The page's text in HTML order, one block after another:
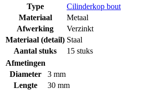
Type
Cilinderkop bout
Materiaal
Metaal
Afwerking
Verzinkt
Materiaal (detail) Staal
Aantal stuks
15 stuks
Afmetingen
Diameter
3 mm
Lengte
30 mm